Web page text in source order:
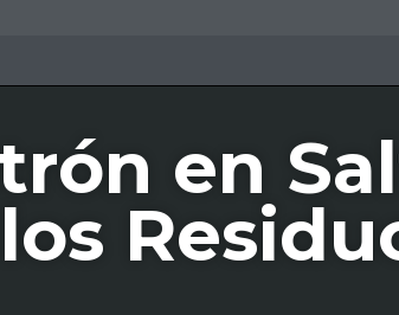
en